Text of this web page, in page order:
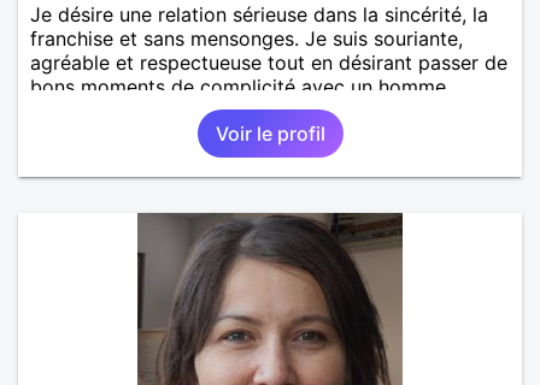
Je désire une relation sérieuse dans la sincérité, la
franchise et sans mensonges. Je suis souriante,
agréable et respectueuse tout en désirant passer de
bons moments de complicité avec un homme
voulant aller dans la même direction que moi.
Voir le profil